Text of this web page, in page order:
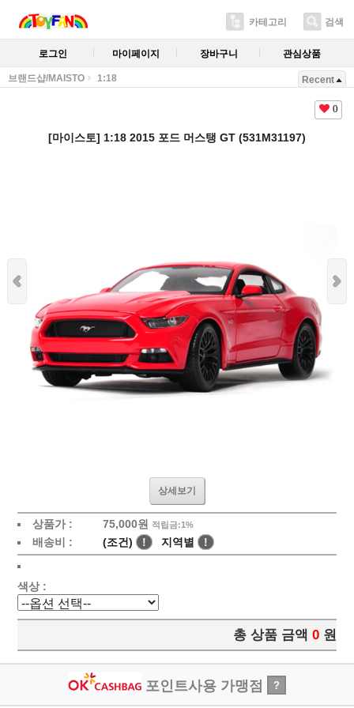
카테고리 검색
로그인 마이페이지 장바구니 관심상품
브랜드샵/MAISTO 1:18 Recent
0
[마이스토] 1:18 2015 포드 머스탱 GT (531M31197)
상세보기
상품가 : 75,000원 적립금:1%
배송비 : (조건) ! 지역별 !
색상 :
총 상품 금액 0 원
포인트사용 가맹점 ?